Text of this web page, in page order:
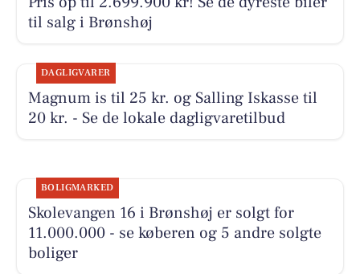
til salg i Brønshøj
DAGLIGVARER
Magnum is til 25 kr. og Salling Iskasse til
20 kr. - Se de lokale dagligvaretilbud
BOLIGMARKED
Skolevangen 16 i Brønshøj er solgt for
11.000.000 - se køberen og 5 andre solgte
boliger